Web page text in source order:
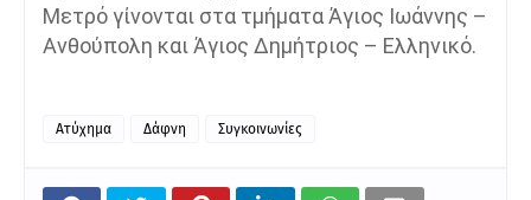
Μετρό γίνονται στα τμήματα Άγιος Ιωάννης –
Ανθούπολη και Άγιος Δημήτριος – Ελληνικό.
Ατύχημα Δάφνη Συγκοινωνίες